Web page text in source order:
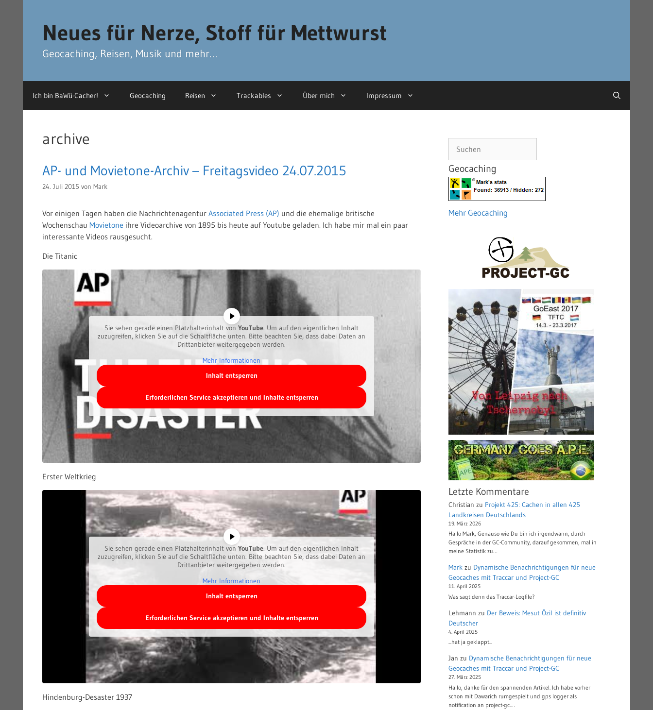
Neues für Nerze, Stoff für Mettwurst
Geocaching, Reisen, Musik und mehr…
Ich bin BaWü-Cacher! Geocaching Reisen Trackables Über mich Impressum
archive
AP- und Movietone-Archiv – Freitagsvideo 24.07.2015
24. Juli 2015 von Mark
Vor einigen Tagen haben die Nachrichtenagentur Associated Press (AP) und die ehemalige britische
Wochenschau Movietone ihre Videoarchive von 1895 bis heute auf Youtube geladen. Ich habe mir mal ein paar
interessante Videos rausgesucht.
Die Titanic
Sie sehen gerade einen Platzhalterinhalt von YouTube. Um auf den eigentlichen Inhalt
zuzugreifen, klicken Sie auf die Schaltfläche unten. Bitte beachten Sie, dass dabei Daten an
Drittanbieter weitergegeben werden.
Mehr Informationen
Inhalt entsperren
Erforderlichen Service akzeptieren und Inhalte entsperren
Erster Weltkrieg
Sie sehen gerade einen Platzhalterinhalt von YouTube. Um auf den eigentlichen Inhalt
zuzugreifen, klicken Sie auf die Schaltfläche unten. Bitte beachten Sie, dass dabei Daten an
Drittanbieter weitergegeben werden.
Mehr Informationen
Inhalt entsperren
Erforderlichen Service akzeptieren und Inhalte entsperren
Hindenburg-Desaster 1937
Geocaching
Mehr Geocaching
Letzte Kommentare
Christian zu Projekt 425: Cachen in allen 425
Landkreisen Deutschlands
19. März 2026
Hallo Mark, Genauso wie Du bin ich irgendwann, durch
Gespräche in der GC-Community, darauf gekommen, mal in
meine Statistik zu…
Mark zu Dynamische Benachrichtigungen für neue
Geocaches mit Traccar und Project-GC
11. April 2025
Was sagt denn das Traccar-Logfile?
Lehmann zu Der Beweis: Mesut Özil ist definitiv
Deutscher
4. April 2025
...hat ja geklappt...
Jan zu Dynamische Benachrichtigungen für neue
Geocaches mit Traccar und Project-GC
27. März 2025
Hallo, danke für den spannenden Artikel. Ich habe vorher
schon mit Dawarich rumgespielt und gps logger als
notification an project-gc.…